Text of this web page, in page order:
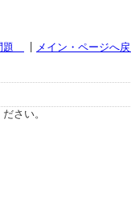
題 メイン・ページへ
さい。